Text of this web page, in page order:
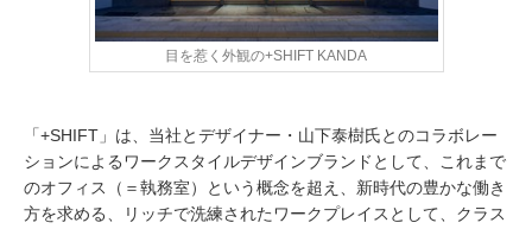
目を惹く外観の+SHIFT KANDA
「+SHIFT」は、当社とデザイナー・山下泰樹氏とのコラボレー
ションによるワークスタイルデザインブランドとして、これまで
のオフィス（＝執務室）という概念を超え、新時代の豊かな働き
方を求める、リッチで洗練されたワークプレイスとして、クラス